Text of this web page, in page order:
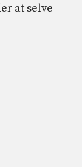
at selve